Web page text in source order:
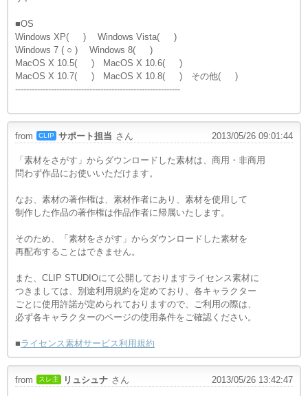
■OS
Windows XP( ) Windows Vista( )
Windows 7 ( ○ ) Windows 8( )
MacOS X 10.5( ) MacOS X 10.6( )
MacOS X 10.7( ) MacOS X 10.8( ) その他( )
------------------------------------------------------------
from CLIP サポート担当 さん 2013/05/26 09:01:44
「素材をさがす」からダウンロードした素材は、商用・非商用
問わず作品にお使いいただけます。
なお、素材の著作権は、素材作者にあり、素材を使用して
制作した作品の著作権は作品作者に帰属いたします。
そのため、「素材をさがす」からダウンロードした素材を
再配布することはできません。
また、CLIP STUDIOにて公開しておりますライセンス素材に
つきましては、別途利用規約を定めており、各キャラクター
ごとに使用許諾が定められておりますので、ご利用の際は、
必ず各キャラクターのページの使用条件をご確認ください。
■ライセンス素材サービス利用規約
from スレ主 リュシュナ さん 2013/05/26 13:42:47